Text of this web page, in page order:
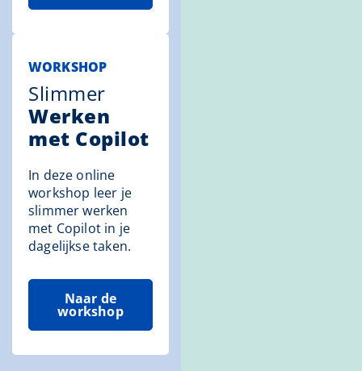
WORKSHOP
Slimmer
Werken
met Copilot
In deze online
workshop leer je
slimmer werken
met Copilot in je
dagelijkse taken.
Naar de
workshop